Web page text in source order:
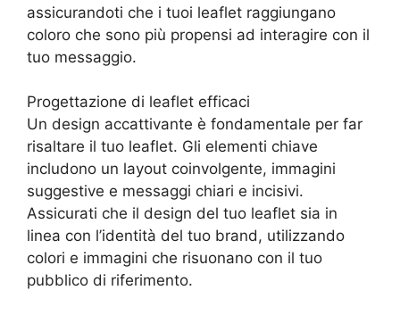
assicurandoti che i tuoi leaflet raggiungano
coloro che sono più propensi ad interagire con il
tuo messaggio.
Progettazione di leaflet efficaci
Un design accattivante è fondamentale per far
risaltare il tuo leaflet. Gli elementi chiave
includono un layout coinvolgente, immagini
suggestive e messaggi chiari e incisivi.
Assicurati che il design del tuo leaflet sia in
linea con l’identità del tuo brand, utilizzando
colori e immagini che risuonano con il tuo
pubblico di riferimento.